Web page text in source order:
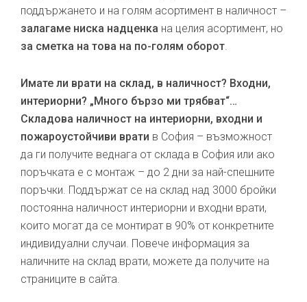
поддържането и на голям асортимент в наличност –
залагаме ниска надценка на целия асортимент, но
за сметка на това на по-голям оборот
Имате ли врати на склад, в наличност? Входни,
интериорни? „Много бързо ми трябват“…
Складова наличност на интериорни, входни и
пожароустойчиви врати в София – възможност
да ги получите веднага от склада в София или ако
поръчката е с монтаж – до 2 дни за най-спешните
поръчки. Поддържат се на склад над 3000 бройки
постоянна наличност интериорни и входни врати,
които могат да се монтират в 90% от конкретните
индивидуални случаи. Повече информация за
наличните на склад врати, можете да получите на
страниците в сайта.